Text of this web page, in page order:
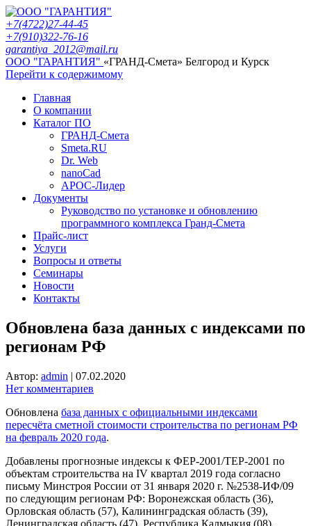
+7(4722)27-44-45
+7(910)322-76-16
garantiya_2012@mail.ru
ООО "ГАРАНТИЯ" «ГРАНД-Смета» Белгород и Курск
Перейти к содержимому
Главная
О компании
Каталог ПО
ГРАНД-Смета
Smeta.RU
Dr. Web
nanoCad
АРОС-Лидер
Документы
Руководство по установке и обновлению
программного комплекса Гранд-Смета
Прайс-лист
Услуги
Вопросы и ответы
Семинары
Новости
Контакты
Обновлена база данных с индексами по
регионам РФ
Автор: admin | 07.02.2020
Нет комментариев
Обновлена база данных с официальными индексами
пересчёта сметной стоимости строительства по регионам РФ
на февраль 2020 года.
Добавлены прогнозные индексы к ФЕР-2001/ТЕР-2001 по
объектам строительства на IV квартал 2019 года согласно
письму Минстроя России от 31 января 2020 г. №2538-ИФ/09
по следующим регионам РФ: Воронежская область (36),
Орловская область (57), Калининградская область (39),
Ленинградская область (47), Республика Калмыкия (08),